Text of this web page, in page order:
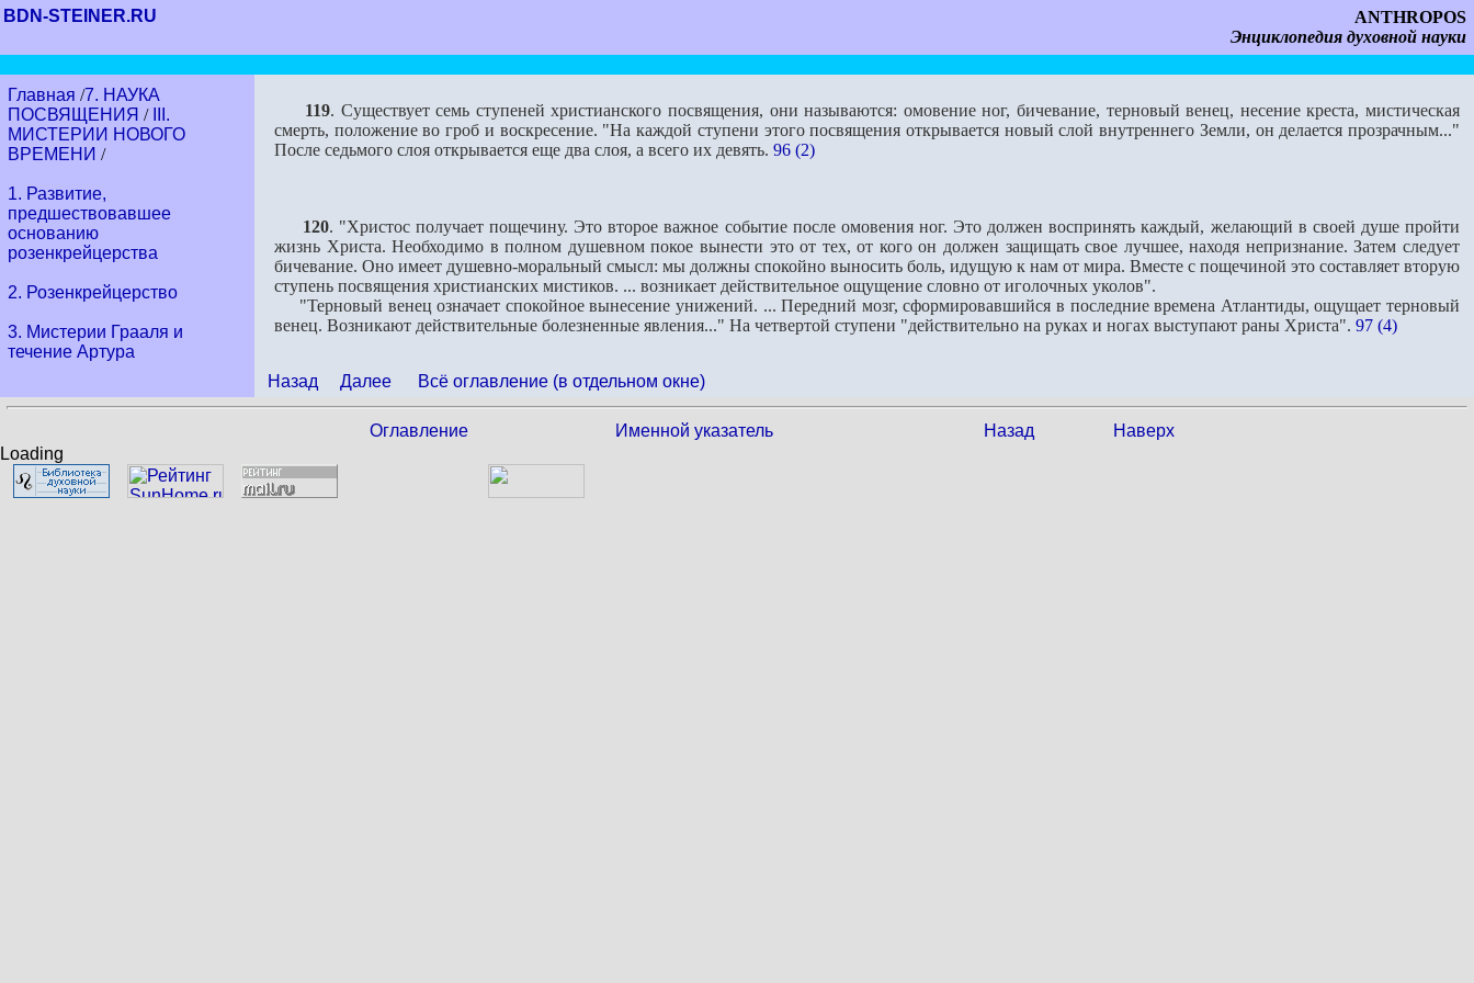
BDN-STEINER.RU
ANTHROPOS
Энциклопедия духовной науки
Главная /7. НАУКА
ПОСВЯЩЕНИЯ /
III.
МИСТЕРИИ НОВОГО
ВРЕМЕНИ /
1. Развитие,
предшествовавшее
основанию
розенкрейцерства
2. Розенкрейцерство
3. Мистерии Грааля и
течение Артура
119. Существует семь ступеней христианского посвящения, они называются: омовение ног, бичевание, терновый венец, несение креста, мистическая
смерть, положение во гроб и воскресение. "На каждой ступени этого посвящения открывается новый слой внутреннего Земли, он делается прозрачным..."
После седьмого слоя от­крывается еще два слоя, а всего их девять. 96 (2)
120. "Христос получает пощечину. Это второе важное событие после омовения ног. Это должен воспри­нять каждый, желающий в своей душе пройти
жизнь Христа. Необходимо в полном душевном покое вынести это от тех, от кого он должен защищать свое лучшее, находя непризнание. Затем следует
бичевание. Оно имеет душевно-моральный смысл: мы должны спокойно выносить боль, идущую к нам от мира. Вместе с пощечиной это составляет вторую
ступень посвящения христианских мистиков. ... возникает действительное ощущение словно от иголочных уколов".
"Терновый венец означает спокойное вынесение унижений. ... Передний мозг, сформировавшийся в последние времена Атлантиды, ощущает терновый
венец. Возникают действительные болезненные явления..." На четвертой ступени "действительно на руках и ногах выступают раны Христа". 97 (4)
Назад Далее Всё оглавление (в отдельном окне)
Оглавление Именной указатель Назад
Наверх
Loading